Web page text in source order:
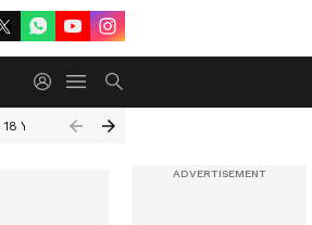
Years Dwi Pushkar Yoga 2026